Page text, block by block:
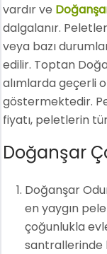
vardır ve
dalgalanır.
veya bazı
edilir. Toptan
alımlarda geçerli
göstermektedir.
fiyatı, peletlerin
Doğanşar
Doğanşar
en yaygın
çoğunlukla
santrallerinde